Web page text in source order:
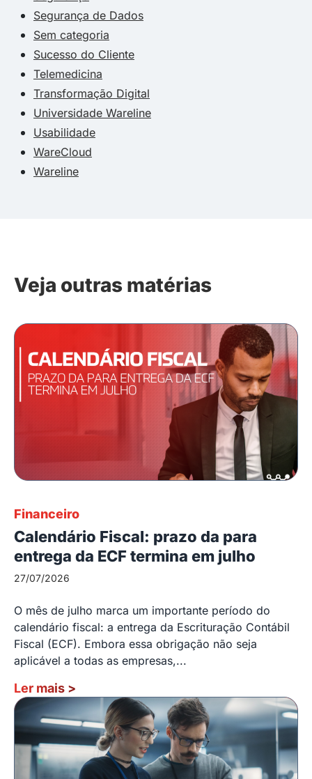
Segurança de Dados
Sem categoria
Sucesso do Cliente
Telemedicina
Transformação Digital
Universidade Wareline
Usabilidade
WareCloud
Wareline
Veja outras matérias
Financeiro
Calendário Fiscal: prazo da para
entrega da ECF termina em julho
27/07/2026
O mês de julho marca um importante período do
calendário fiscal: a entrega da Escrituração Contábil
Fiscal (ECF). Embora essa obrigação não seja
aplicável a todas as empresas,...
Ler mais >